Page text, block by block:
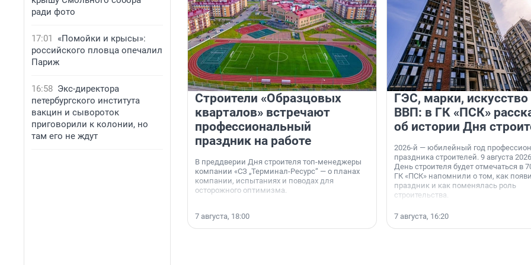
ради фото
17:01
«Помойки и крысы»:
российского пловца опечалил
Париж
16:58 Экс-директора
петербургского института
вакцин и сывороток
приговорили к колонии, но
там его не ждут
Строители «Образцовых
кварталов» встречают
профессиональный
праздник на работе
В преддверии Дня строителя топ-менеджеры
компании «СЗ „Терминал-Ресурс“ — о планах
компании, испытаниях и поводах для
осторожного оптимизма.
7 августа, 18:00
ГЭС, марки, искусство
ВВП: в ГК «ПСК»
об истории Дня
2026-й — юбилейный год
праздника строителей. 9 августа
День строителя будет отмечаться в
ГК «ПСК» напомнили о том, как
праздник и как поменялась роль
строительства.
7 августа, 16:20